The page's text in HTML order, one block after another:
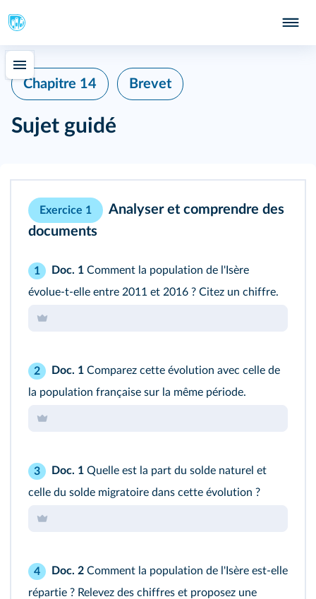
Chapitre 14 Brevet
Sujet guidé
Exercice 1
Analyser et comprendre des
documents
1 Doc. 1 Comment la population de l'Isère
évolue‑t‑elle entre 2011 et 2016 ? Citez un chiffre.
2 Doc. 1 Comparez cette évolution avec celle de
la population française sur la même période.
3 Doc. 1 Quelle est la part du solde naturel et
celle du solde migratoire dans cette évolution ?
4 Doc. 2 Comment la population de l'Isère est-elle
répartie ? Relevez des chiffres et proposez une